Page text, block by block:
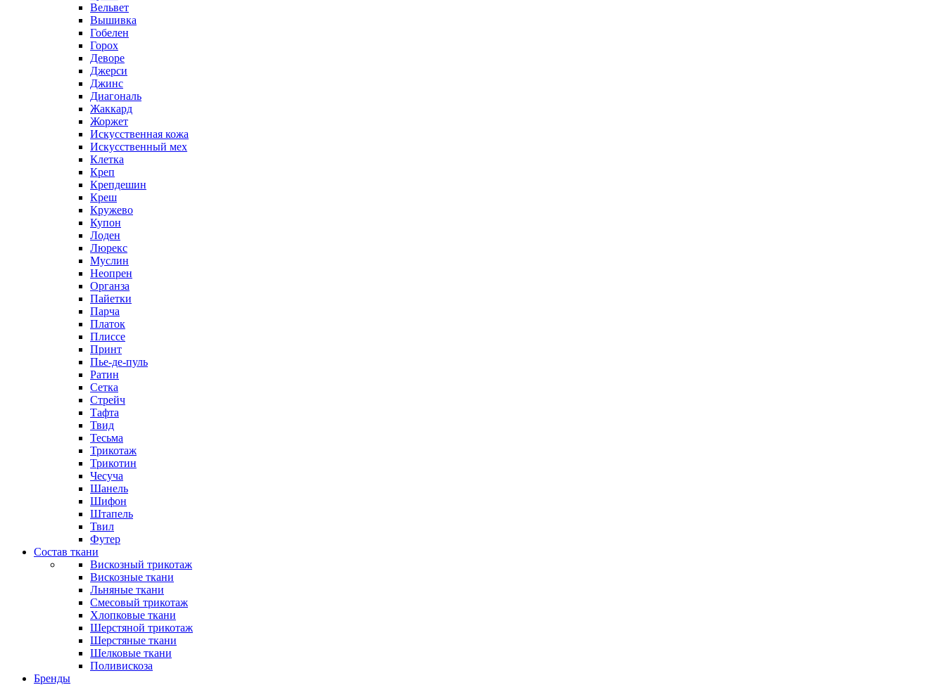
Вельвет
Вышивка
Гобелен
Горох
Деворе
Джерси
Джинс
Диагональ
Жаккард
Жоржет
Искусственная кожа
Искусственный мех
Клетка
Креп
Крепдешин
Креш
Кружево
Купон
Лоден
Люрекс
Муслин
Неопрен
Органза
Пайетки
Парча
Платок
Плиссе
Принт
Пье-де-пуль
Ратин
Сетка
Стрейч
Тафта
Твид
Тесьма
Трикотаж
Трикотин
Чесуча
Шанель
Шифон
Штапель
Твил
Футер
Состав ткани
Вискозный трикотаж
Вискозные ткани
Льняные ткани
Смесовый трикотаж
Хлопковые ткани
Шерстяной трикотаж
Шерстяные ткани
Шелковые ткани
Поливискоза
Бренды